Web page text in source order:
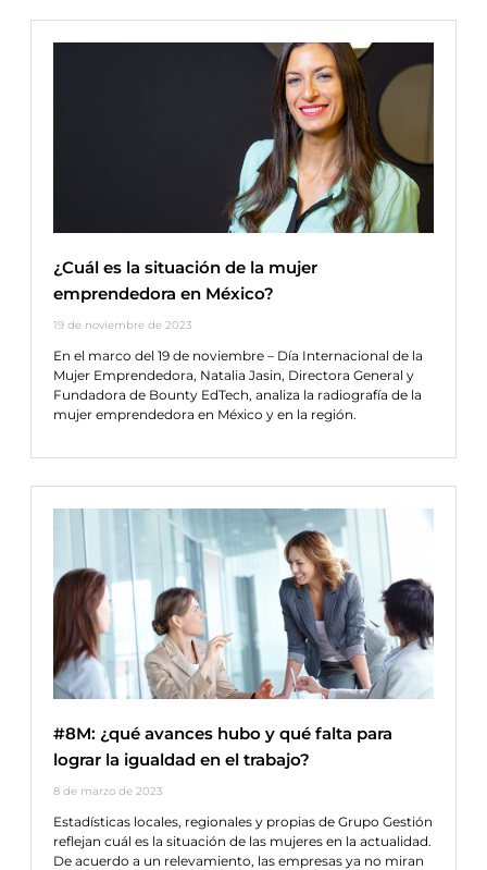
¿Cuál es la situación de la mujer
emprendedora en México?
19 de noviembre de 2023
En el marco del 19 de noviembre – Día Internacional de la
Mujer Emprendedora, Natalia Jasin, Directora General y
Fundadora de Bounty EdTech, analiza la radiografía de la
mujer emprendedora en México y en la región.
#8M: ¿qué avances hubo y qué falta para
lograr la igualdad en el trabajo?
8 de marzo de 2023
Estadísticas locales, regionales y propias de Grupo Gestión
reflejan cuál es la situación de las mujeres en la actualidad.
De acuerdo a un relevamiento, las empresas ya no miran